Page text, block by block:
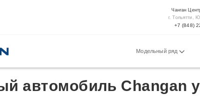
Чанган
г. Тольятти,
+7 (848)
Модельный ряд
автомобиль Changan